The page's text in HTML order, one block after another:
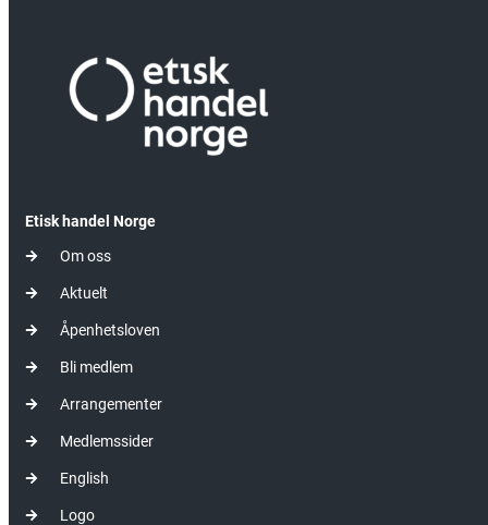
Etisk handel Norge
Om oss
Aktuelt
Åpenhetsloven
Bli medlem
Arrangementer
Medlemssider
English
Logo